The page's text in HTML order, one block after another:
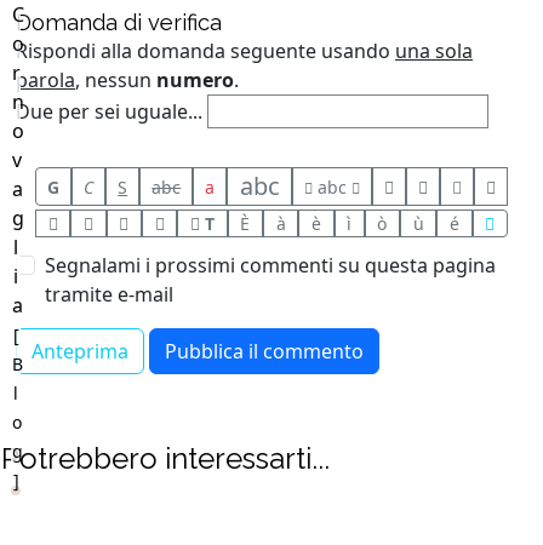
Domanda di verifica
Rispondi alla domanda seguente usando una sola
parola, nessun numero.
Due per sei uguale...
G C S abc a abc
abc
T
È à è ì ò ù é
Segnalami i prossimi commenti su questa pagina
tramite e-mail
Potrebbero interessarti...
C
o
r
n
o
v
a
g
l
i
a
[
B
l
o
g
]